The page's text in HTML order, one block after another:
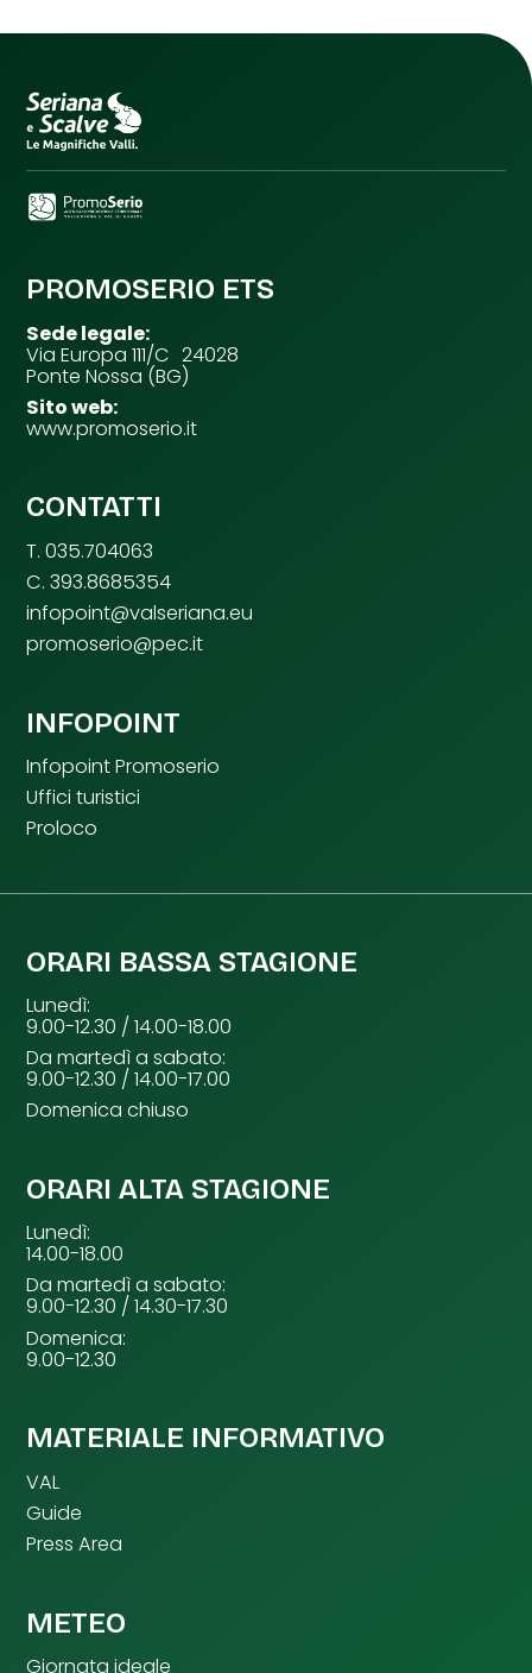
PROMOSERIO ETS
Sede legale:
Via Europa 111/C 24028
Ponte Nossa (BG)
Sito web:
www.promoserio.it
CONTATTI
T. 035.704063
C. 393.8685354
infopoint@valseriana.eu
promoserio@pec.it
INFOPOINT
Infopoint Promoserio
Uffici turistici
Proloco
ORARI BASSA STAGIONE
Lunedì:
9.00-12.30 / 14.00-18.00
Da martedì a sabato:
9.00-12.30 / 14.00-17.00
Domenica chiuso
ORARI ALTA STAGIONE
Lunedì:
14.00-18.00
Da martedì a sabato:
9.00-12.30 / 14.30-17.30
Domenica:
9.00-12.30
MATERIALE INFORMATIVO
VAL
Guide
Press Area
METEO
Giornata ideale